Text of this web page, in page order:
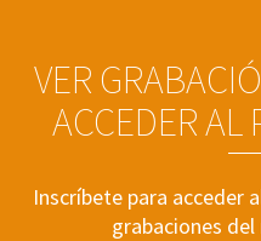
VER
ACCEDER AL
Inscríbete para acceder
grabaciones